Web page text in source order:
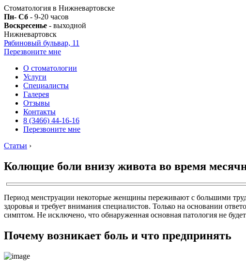
Стоматология в Нижневартовске
Пн- Сб - 9-20 часов
Воскресенье - выходной
Нижневартовск
Рябиновый бульвар, 11
Перезвоните мне
О стоматологии
Услуги
Специалисты
Галерея
Отзывы
Контакты
8 (3466) 44-16-16
Перезвоните мне
Статьи ›
Колющие боли внизу живота во время
Период менструации некоторые женщины переживают с большими
здоровья и требует внимания специалистов. Только на основании
симптом. Не исключено, что обнаруженная основная патология не
Почему возникает боль и что предпринять